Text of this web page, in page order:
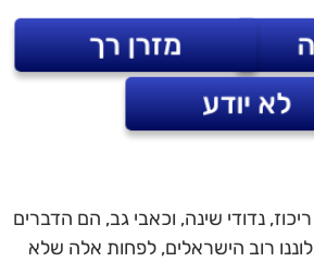
מזרן רך
לא יודע
ריכוז, נדודי שינה, וכאבי גב, הם הדברים
רוב הישראלים, לפחות אלה שלא